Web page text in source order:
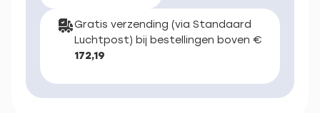
Gratis verzending (via Standaard
Luchtpost) bij bestellingen boven €
172,19